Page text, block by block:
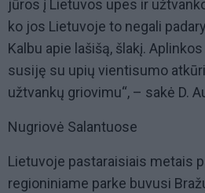
jūros į Lietuvos upes ir
ko jos Lietuvoje to negali
Kalbu apie lašišą, šlakį.
susiję su upių vientisumo
užtvankų griovimu“, – sakė D.
Nugriovė Salantuose
Lietuvoje pastaraisiais metais
regioniniame parke buvusi